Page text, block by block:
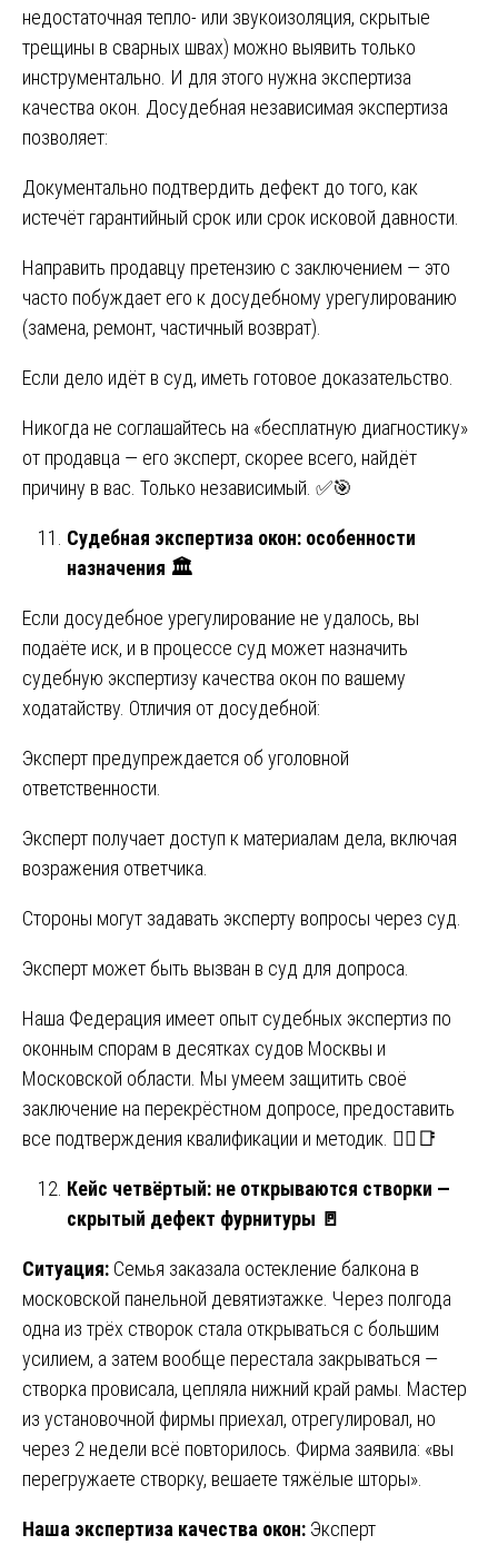
недостаточная тепло- или звукоизоляция, скрытые
трещины в сварных швах) можно выявить только
инструментально. И для этого нужна экспертиза
качества окон. Досудебная независимая экспертиза
позволяет:
Документально подтвердить дефект до того, как
истечёт гарантийный срок или срок исковой давности.
Направить продавцу претензию с заключением — это
часто побуждает его к досудебному урегулированию
(замена, ремонт, частичный возврат).
Если дело идёт в суд, иметь готовое доказательство.
Никогда не соглашайтесь на «бесплатную диагностику»
от продавца — его эксперт, скорее всего, найдёт
причину в вас. Только независимый. ✅🎯
Судебная экспертиза окон: особенности
назначения 🏛
Если досудебное урегулирование не удалось, вы
подаёте иск, и в процессе суд может назначить
судебную экспертизу качества окон по вашему
ходатайству. Отличия от досудебной:
Эксперт предупреждается об уголовной
ответственности.
Эксперт получает доступ к материалам дела, включая
возражения ответчика.
Стороны могут задавать эксперту вопросы через суд.
Эксперт может быть вызван в суд для допроса.
Наша Федерация имеет опыт судебных экспертиз по
оконным спорам в десятках судов Москвы и
Московской области. Мы умеем защитить своё
заключение на перекрёстном допросе, предоставить
все подтверждения квалификации и методик. 🧑‍⚖️📑
Кейс четвёртый: не открываются створки —
скрытый дефект фурнитуры 🚪
Ситуация: Семья заказала остекление балкона в
московской панельной девятиэтажке. Через полгода
одна из трёх створок стала открываться с большим
усилием, а затем вообще перестала закрываться —
створка провисала, цепляла нижний край рамы. Мастер
из установочной фирмы приехал, отрегулировал, но
через 2 недели всё повторилось. Фирма заявила: «вы
перегружаете створку, вешаете тяжёлые шторы».
Наша экспертиза качества окон: Эксперт